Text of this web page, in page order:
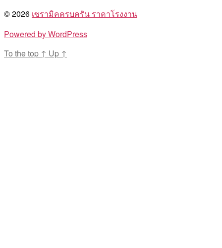
© 2026 เซรามิคครบครัน ราคาโรงงาน
Powered by WordPress
To the top ↑ Up ↑